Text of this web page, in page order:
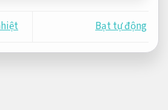
Bạt tự động